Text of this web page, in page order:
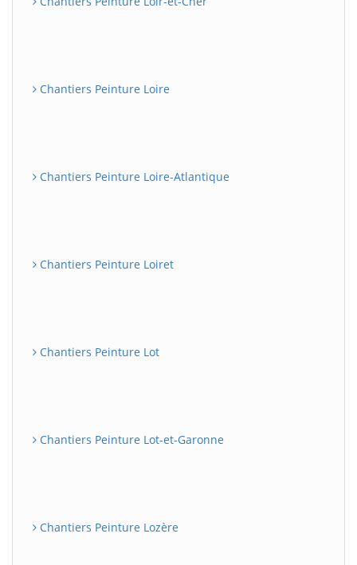
Chantiers Peinture Loire
Chantiers Peinture Loire-Atlantique
Chantiers Peinture Loiret
Chantiers Peinture Lot
Chantiers Peinture Lot-et-Garonne
Chantiers Peinture Lozère